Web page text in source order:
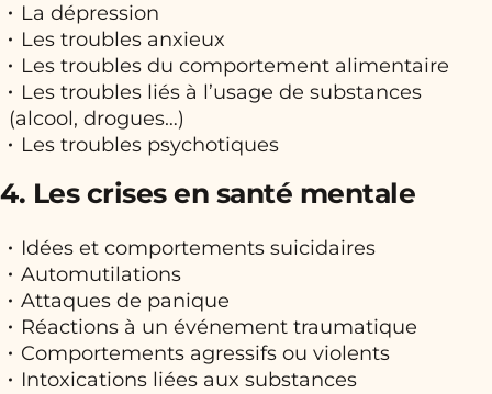
La dépression
Les troubles anxieux
Les troubles du comportement alimentaire
Les troubles liés à l’usage de substances
(alcool, drogues…)
Les troubles psychotiques
4. Les crises en santé mentale
Idées et comportements suicidaires
Automutilations
Attaques de panique
Réactions à un événement traumatique
Comportements agressifs ou violents
Intoxications liées aux substances